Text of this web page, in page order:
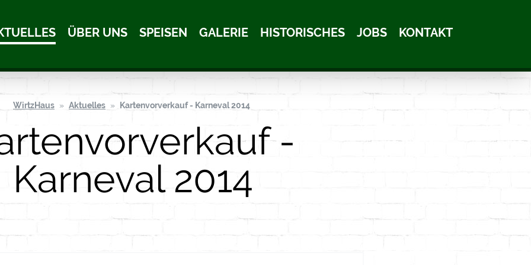
ÜBER UNS SPEISEN GALERIE HISTORISCHES JOBS KONTAKT
WirtzHaus Aktuelles Kartenvorverkauf - Karneval 2014
-
Karneval 2014